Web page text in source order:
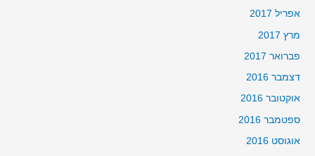
אפריל 2017
מרץ 2017
פברואר 2017
דצמבר 2016
אוקטובר 2016
ספטמבר 2016
אוגוסט 2016